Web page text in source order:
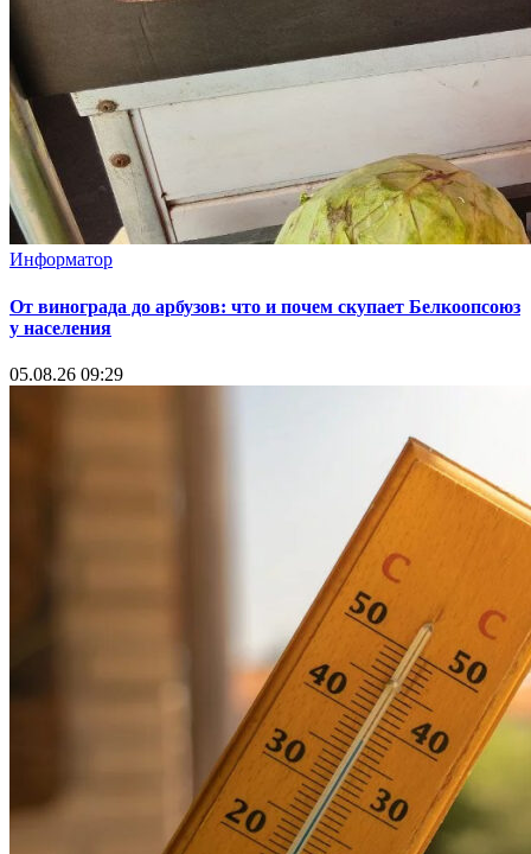
Информатор
От винограда до арбузов: что и почем скупает Белкоопсоюз
у населения
05.08.26 09:29